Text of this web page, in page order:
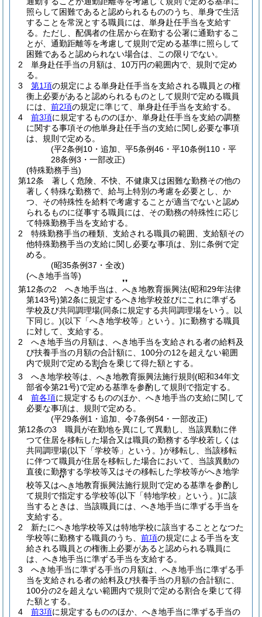
照らして困難であると認められるもののうち、単身で生活
することを常況とする職員には、単身赴任手当を支給す
る。 ただし、配偶者の住居から在勤する公署に通勤するこ
とが、通勤距離等を考慮して規則で定める基準に照らして
困難であると認められない場合は、この限りでない。
2
単身赴任手当の月額は、10万円の範囲内で、規則で定め
る。
3
第1項の規定による単身赴任手当を支給される職員との権
衡上必要があると認められるものとして規則で定める職員
には、 前2項の規定に準じて、単身赴任手当を支給する。
4
前3項に規定するもののほか、単身赴任手当を支給の調整
に関する事項その他単身赴任手当の支給に関し必要な事項
は、規則で定める。
(平2条例10・追加、平5条例46・平10条例110・平
28条例3・一部改正)
(特殊勤務手当)
第12条
著しく危険、不快、不健康又は困難な勤務その他の
著しく特殊な勤務で、給与上特別の考慮を必要とし、か
つ、その特殊性を給料で考慮することが適当でないと認め
られるものに従事する職員には、その勤務の特殊性に応じ
て特殊勤務手当を支給する。
2
特殊勤務手当の種類、支給される職員の範囲、支給額その
他特殊勤務手当の支給に関し必要な事項は、別に条例で定
める。
(昭35条例37・全改)
(へき地手当等)
第12条の2
へき地手当は、 へき
❜❜
地教育振興法(昭和29年法律
第143号)第2条に規定するへき地学校並びにこれに準ずる
学校及び共同調理場(同条に規定する共同調理場をいう。以
下同じ。)(以下「へき地学校等」という。)に勤務する職員
に対して、支給する。
2
へき地手当の月額は、へき地手当を支給される者の給料及
び扶養手当の月額の合計額に、100分の12を超えない範囲
内で規則で定める割合を乗じて得た額とする。
3
へき地学校等は、 へき
❜❜
地教育振興法施行規則 (昭和34年文
部省令第21号)で定める基準を参酌して規則で指定する。
4
前各項に規定するもののほか、へき地手当の支給に関して
必要な事項は、規則で定める。
(平29条例1・追加、令7条例54・一部改正)
第12条の3
職員が在勤地を異にして異動し、当該異動に伴
つて住居を移転した場合又は職員の勤務する学校若しくは
共同調理場(以下「学校等」という。)が移転し、当該移転
に伴つて職員が住居を移転した場合において、当該異動の
直後に勤務する学校等又はその移転した学校等がへき地学
校等又はへき
❜❜
地教育振興法施行規則で定める基準を参酌し
て規則で指定する学校等(以下「特地学校」という。)に該
当するときは、当該職員には、へき地手当に準ずる手当を
支給する。
2
新たにへき地学校等又は特地学校に該当することとなつた
学校等に勤務する職員のうち、 前項の規定による手当を支
給される職員との権衡上必要があると認められる職員に
は、へき地手当に準ずる手当を支給する。
3
へき地手当に準ずる手当の月額は、へき地手当に準ずる手
当を支給される者の給料及び扶養手当の月額の合計額に、
100分の2を超えない範囲内で規則で定める割合を乗じて得
た額とする。
4
前3項に規定するもののほか、へき地手当に準ずる手当の